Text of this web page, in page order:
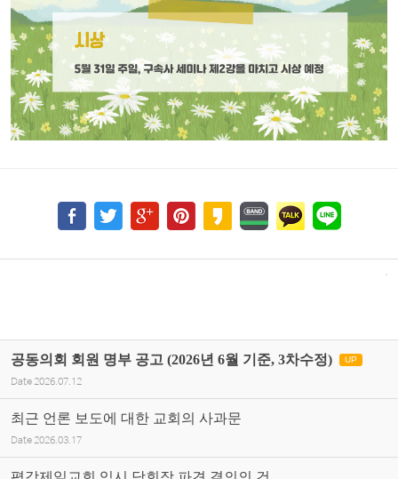
공동의회 회원 명부 공고 (2026년 6월 기준, 3차수정) UP
Date 2026.07.12
최근 언론 보도에 대한 교회의 사과문
Date 2026.03.17